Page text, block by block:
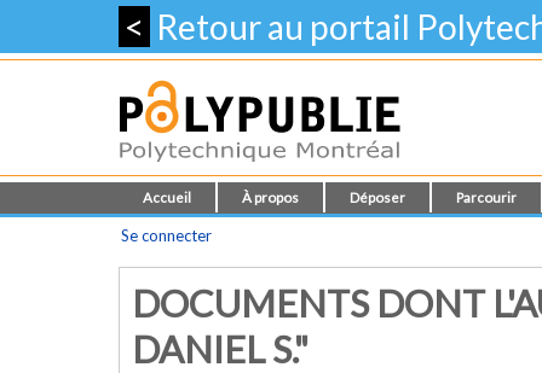
< Retour au portail
Accueil À propos Déposer Parcourir
Se connecter
DOCUMENTS DONT
DANIEL S."